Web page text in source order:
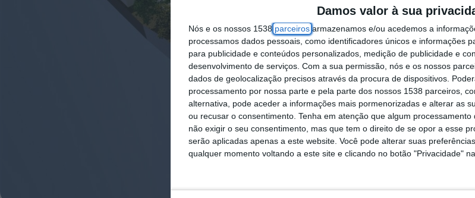
Damos valor à sua
Nós e os nossos 1538 parceiros armazenamos e/ou acedemos a
processamos dados pessoais, como identificadores únicos e informações
para publicidade e conteúdos personalizados, medição de publicidade e
desenvolvimento de serviços. Com a sua permissão, nós e os nossos
dados de geolocalização precisos através da procura de dispositivos.
processamento por nossa parte e pela parte dos nossos 1538 parceiros,
alternativa, pode aceder a informações mais pormenorizadas e alterar as
ou recusar o consentimento. Tenha em atenção que algum
não exigir o seu consentimento, mas que tem o direito de se opor a esse
serão aplicadas apenas a este website. Você pode alterar suas
qualquer momento voltando a este site e clicando no botão "Privacidade"